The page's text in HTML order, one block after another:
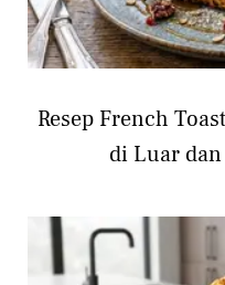
Resep French
di Luar